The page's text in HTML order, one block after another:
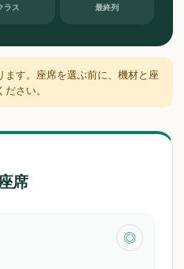
ラス 最終列
ます。座席を選ぶ前に、機材と座
さい。
席
◎